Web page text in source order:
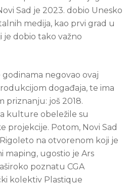
Sad je 2023. dobio Unesko
medija, kao prvi grad u
dobio tako važno
negovao ovaj
događaja, te ima
priznanju: još 2018.
kulture obeležile su
projekcije. Potom, Novi Sad
na otvorenom koji je
maping, ugostio je Ars
poznatu CGA
kolektiv Plastique